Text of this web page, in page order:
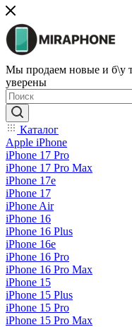
Мы продаем новые и б\у
уверены
Каталог
Apple iPhone
iPhone 17 Pro
iPhone 17 Pro Max
iPhone 17e
iPhone 17
iPhone Air
iPhone 16
iPhone 16 Plus
iPhone 16e
iPhone 16 Pro
iPhone 16 Pro Max
iPhone 15
iPhone 15 Plus
iPhone 15 Pro
iPhone 15 Pro Max